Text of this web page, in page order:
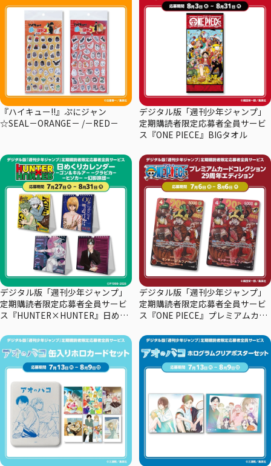
『ハイキュー!!』ぷにジャン
☆SEAL－ORANGE－ /－RED－
デジタル版「週刊少年ジャンプ」
定期購読者限定応募者全員サービ
ス『ONE PIECE』BIGタオル
デジタル版「週刊少年ジャンプ」
定期購読者限定応募者全員サービ
ス『HUNTER×HUNTER』日めく
デジタル版「週刊少年ジャンプ」
定期購読者限定応募者全員サービ
ス『ONE PIECE』プレミアムカー
ン